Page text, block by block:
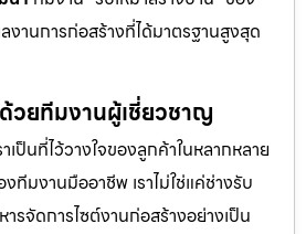
งานการก่อสร้างที่ได้มาตรฐานสูงสุด
วยทีมงานผู้เชี่ยวชาญ
เป็นที่ไว้วางใจของลูกค้าในหลากหลาย
มงานมืออาชีพ เราไม่ใช่แค่ช่างรับ
ารจัดการไซต์งานก่อสร้างอย่างเป็น